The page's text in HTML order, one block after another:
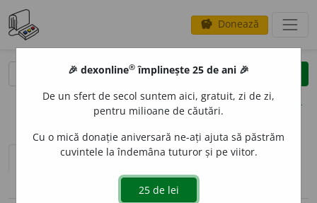
savings Donează
clear
opțiuni
sinteza definițiilor (1)
definiții (15)
pronunție volume_up
🎉 dexonline® împlinește 25 de ani 🎉
De un sfert de secol suntem aici, gratuit, zi de zi,
pentru milioane de căutări.
Cu o mică donație aniversară ne-ați ajuta să păstrăm
cuvintele la îndemâna tuturor și pe viitor.